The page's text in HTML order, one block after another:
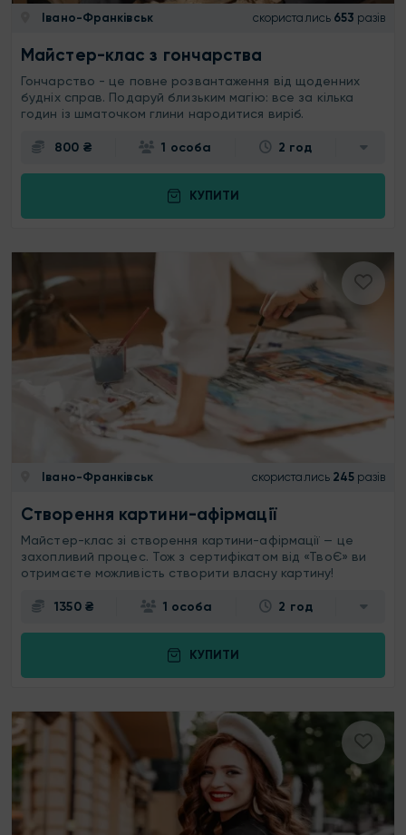
Івано-Франківськ скористались 653 разів
Майстер-клас з гончарства
Гончарство - це повне розвантаження від щоденних
будніх справ. Подаруй близьким магію: все за кілька
годин із шматочком глини народитися виріб.
800 ₴ 1 особа 2 год
КУПИТИ
Івано-Франківськ скористались 245 разів
Створення картини-афірмації
Майстер-клас зі створення картини-афірмації — це
захопливий процес. Тож з сертифікатом від «ТвоЄ» ви
отримаєте можливість створити власну картину!
1350 ₴ 1 особа 2 год
КУПИТИ